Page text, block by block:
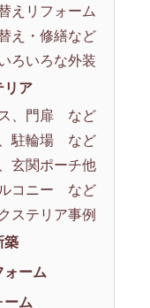
えリフォーム
え・修繕など
ろいろな外装
リア
ス、門扉 など
、駐輪場 など
玄関ポーチ他
ルコニー など
ステリア事例
築
ォーム
ーム